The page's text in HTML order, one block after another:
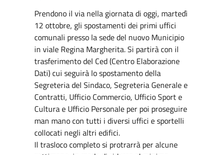
Prendono il via nella giornata di oggi, martedì
12 ottobre, gli spostamenti dei primi uffici
comunali presso la sede del nuovo Municipio
in viale Regina Margherita. Si partirà con il
trasferimento del Ced (Centro Elaborazione
Dati) cui seguirà lo spostamento della
Segreteria del Sindaco, Segreteria Generale e
Contratti, Ufficio Commercio, Ufficio Sport e
Cultura e Ufficio Personale per poi proseguire
man mano con tutti i diversi uffici e sportelli
collocati negli altri edifici.
Il trasloco completo si protrarrà per alcune